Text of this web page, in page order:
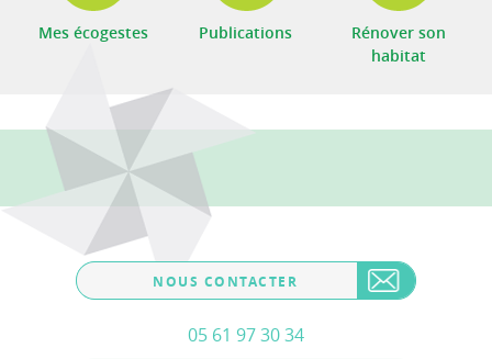
Mes écogestes Publications
Rénover son
habitat
NOUS CONTACTER
05 61 97 30 34